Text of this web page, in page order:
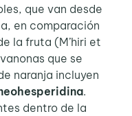
que van desde
en comparación
la fruta (M’hiri et
que se
naranja incluyen
.
dentro de la